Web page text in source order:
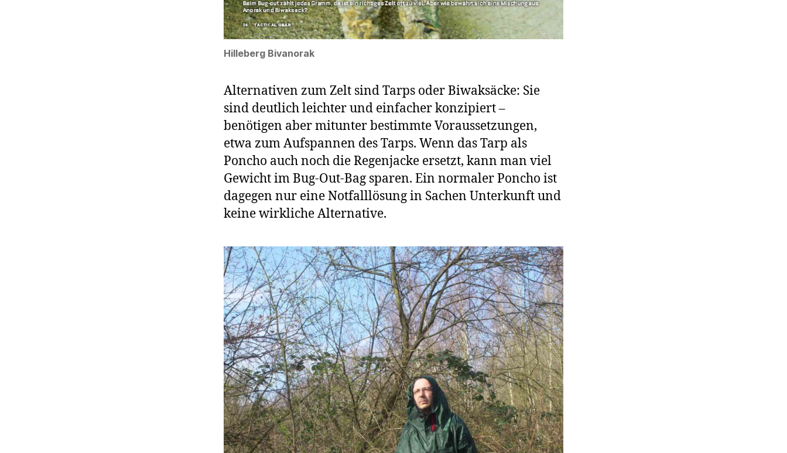
Hilleberg Bivanorak
Alternativen zum Zelt sind Tarps oder Biwaksäcke: Sie
sind deutlich leichter und einfacher konzipiert –
benötigen aber mitunter bestimmte Voraussetzungen,
etwa zum Aufspannen des Tarps. Wenn das Tarp als
Poncho auch noch die Regenjacke ersetzt, kann man viel
Gewicht im Bug-Out-Bag sparen. Ein normaler Poncho ist
dagegen nur eine Notfalllösung in Sachen Unterkunft und
keine wirkliche Alternative.